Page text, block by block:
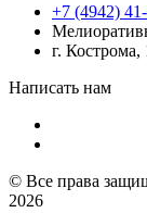
+7 (4942)
г. Кострома,
Написать нам
© Все права
2026